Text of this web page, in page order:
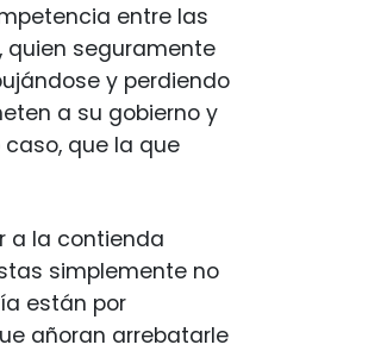
entre las
, quien seguramente
y perdiendo
a su gobierno y
que la que
a la contienda
simplemente no
están por
añoran arrebatarle